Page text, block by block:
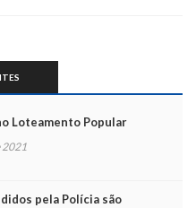
Loteamento Popular
2021
pela Polícia são